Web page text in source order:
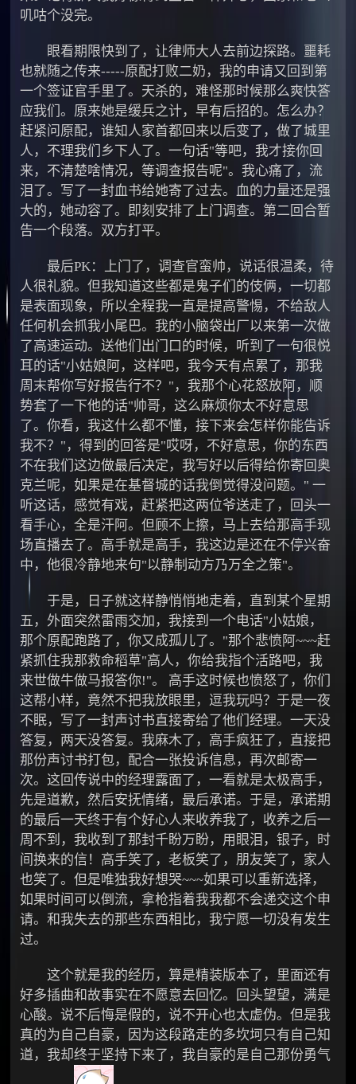
叽咕个没完。
眼看期限快到了，让律师大人去前边探路。噩耗
也就随之传来-----原配打败二奶，我的申请又回到第
一个签证官手里了。天杀的，难怪那时候那么爽快答
应我们。原来她是缓兵之计，早有后招的。怎么办？
赶紧问原配，谁知人家首都回来以后变了，做了城里
人，不理我们乡下人了。一句话"等吧，我才接你回
来，不清楚啥情况，等调查报告呢"。我心痛了，流
泪了。写了一封血书给她寄了过去。血的力量还是强
大的，她动容了。即刻安排了上门调查。第二回合暂
告一个段落。双方打平。
最后PK：上门了，调查官蛮帅，说话很温柔，待
人很礼貌。但我知道这些都是鬼子们的伎俩，一切都
是表面现象，所以全程我一直是提高警惕，不给敌人
任何机会抓我小尾巴。我的小脑袋出厂以来第一次做
了高速运动。送他们出门口的时候，听到了一句很悦
耳的话"小姑娘阿，这样吧，我今天有点累了，那我
周末帮你写好报告行不？"，我那个心花怒放阿，顺
势套了一下他的话"帅哥，这么麻烦你太不好意思
了。你看，我这什么都不懂，接下来会怎样你能告诉
我不？"，得到的回答是"哎呀，不好意思，你的东西
不在我们这边做最后决定，我写好以后得给你寄回奥
克兰呢，如果是在基督城的话我倒觉得没问题。" 一
听这话，感觉有戏，赶紧把这两位爷送走了，回头一
看手心，全是汗阿。但顾不上擦，马上去给那高手现
场直播去了。高手就是高手，我这边是还在不停兴奋
中，他很冷静地来句"以静制动方乃万全之策"。
于是，日子就这样静悄悄地走着，直到某个星期
五，外面突然雷雨交加，我接到一个电话"小姑娘，
那个原配跑路了，你又成孤儿了。"那个悲愤阿~~~赶
紧抓住我那救命稻草"高人，你给我指个活路吧，我
来世做牛做马报答你!"。 高手这时候也愤怒了，你们
这帮小样，竟然不把我放眼里，逗我玩吗？于是一夜
不眠，写了一封声讨书直接寄给了他们经理。一天没
答复，两天没答复。我麻木了，高手疯狂了，直接把
那份声讨书打包，配合一张投诉信息，再次邮寄一
次。这回传说中的经理露面了，一看就是太极高手，
先是道歉，然后安抚情绪，最后承诺。于是，承诺期
的最后一天终于有个好心人来收养我了，收养之后一
周不到，我收到了那封千盼万盼，用眼泪，银子，时
间换来的信！高手笑了，老板笑了，朋友笑了，家人
也笑了。但是唯独我好想哭~~~如果可以重新选择，
如果时间可以倒流，拿枪指着我我都不会递交这个申
请。和我失去的那些东西相比，我宁愿一切没有发生
过。
这个就是我的经历，算是精装版本了，里面还有
好多插曲和故事实在不愿意去回忆。回头望望，满是
心酸。说不后悔是假的，说不开心也太虚伪。但是我
真的为自己自豪，因为这段路走的多坎坷只有自己知
道，我却终于坚持下来了，我自豪的是自己那份勇气